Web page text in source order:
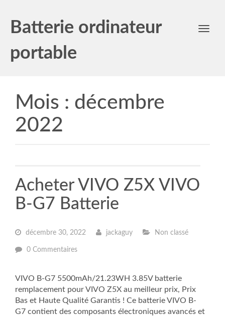
Batterie ordinateur
portable
Toggle
Mois : décembre
2022
Acheter VIVO Z5X VIVO
B-G7 Batterie
décembre 30, 2022 jackaguy Non classé
0 Commentaires
VIVO B-G7 5500mAh/21.23WH 3.85V batterie
remplacement pour VIVO Z5X au meilleur prix, Prix
Bas et Haute Qualité Garantis ! Ce batterie VIVO B-
G7 contient des composants électroniques avancés et